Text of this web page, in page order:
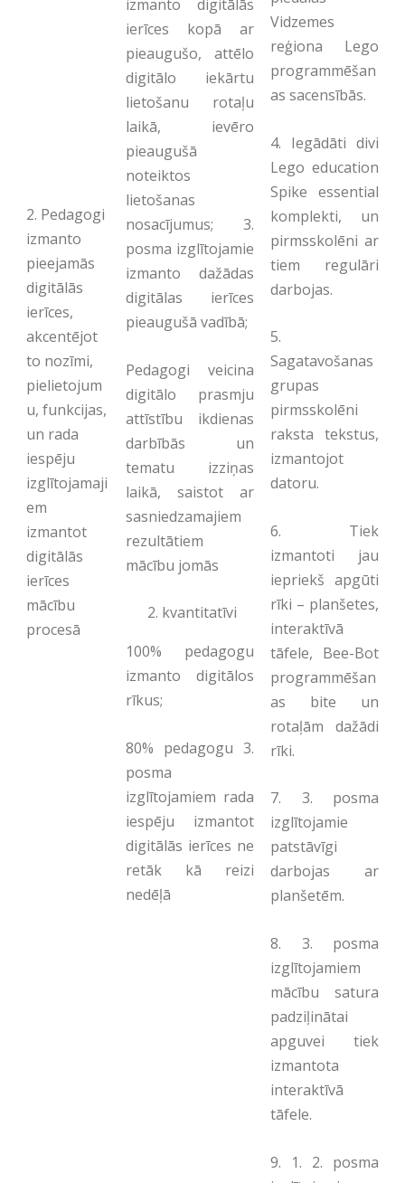
2. Pedagogi
izmanto
pieejamās
digitālās
ierīces,
akcentējot
to nozīmi,
pielietojum
u, funkcijas,
un rada
iespēju
izglītojamaji
em
izmantot
digitālās
ierīces
mācību
procesā
izmanto digitālās
ierīces kopā ar
pieaugušo, attēlo
digitālo iekārtu
lietošanu rotaļu
laikā, ievēro
pieaugušā
noteiktos
lietošanas
nosacījumus; 3.
posma izglītojamie
izmanto dažādas
digitālas ierīces
pieaugušā vadībā;
Pedagogi veicina
digitālo prasmju
attīstību ikdienas
darbībās un
tematu izziņas
laikā, saistot ar
sasniedzamajiem
rezultātiem
mācību jomās
kvantitatīvi
100% pedagogu
izmanto digitālos
rīkus;
80% pedagogu 3.
posma
izglītojamiem rada
iespēju izmantot
digitālās ierīces ne
retāk kā reizi
nedēļā
Vidzemes
reģiona Lego
programmēšan
as sacensībās.
4. Iegādāti divi
Lego education
Spike essential
komplekti, un
pirmsskolēni ar
tiem regulāri
darbojas.
5.
Sagatavošanas
grupas
pirmsskolēni
raksta tekstus,
izmantojot
datoru.
6. Tiek
izmantoti jau
iepriekš apgūti
rīki – planšetes,
interaktīvā
tāfele, Bee-Bot
programmēšan
as bite un
rotaļām dažādi
rīki.
7. 3. posma
izglītojamie
patstāvīgi
darbojas ar
planšetēm.
8. 3. posma
izglītojamiem
mācību satura
padziļinātai
apguvei tiek
izmantota
interaktīvā
tāfele.
9. 1. 2. posma